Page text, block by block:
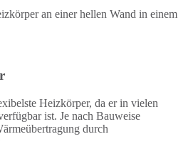
Heizkörper, da er in vielen
ist. Je nach Bauweise
durch